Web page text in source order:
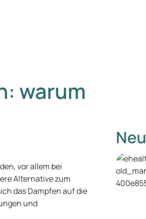
warum
vor allem bei
Alternative zum
das Dampfen auf die
und